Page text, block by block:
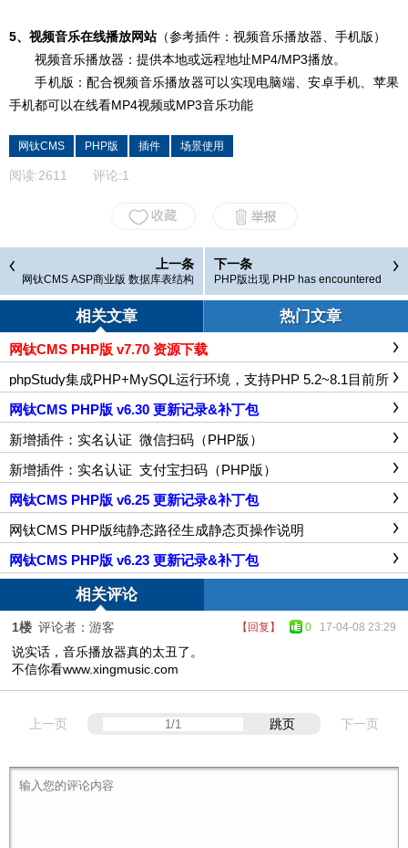
5、视频音乐在线播放网站（参考插件：视频音乐播放器、手机版）
视频音乐播放器：提供本地或远程地址MP4/MP3播放。
手机版：配合视频音乐播放器可以实现电脑端、安卓手机、苹果
手机都可以在线看MP4视频或MP3音乐功能
网钛CMS PHP版 插件 场景使用
阅读:2611 评论:1
上一条
网钛CMS ASP商业版 数据库表结构
下一条
PHP版出现 PHP has encountered
错误的解决方案
相关文章 热门文章
网钛CMS PHP版 v7.70 资源下载
phpStudy集成PHP+MySQL运行环境，支持PHP 5.2~8.1目前所
有PHP版本，适合本地测试PHP程序
网钛CMS PHP版 v6.30 更新记录&补丁包
新增插件：实名认证_微信扫码（PHP版）
新增插件：实名认证_支付宝扫码（PHP版）
网钛CMS PHP版 v6.25 更新记录&补丁包
网钛CMS PHP版纯静态路径生成静态页操作说明
网钛CMS PHP版 v6.23 更新记录&补丁包
相关评论
【回复】 0 17-04-08 23:29
1楼 评论者：游客
说实话，音乐播放器真的太丑了。
不信你看www.xingmusic.com
上一页 跳页 下一页